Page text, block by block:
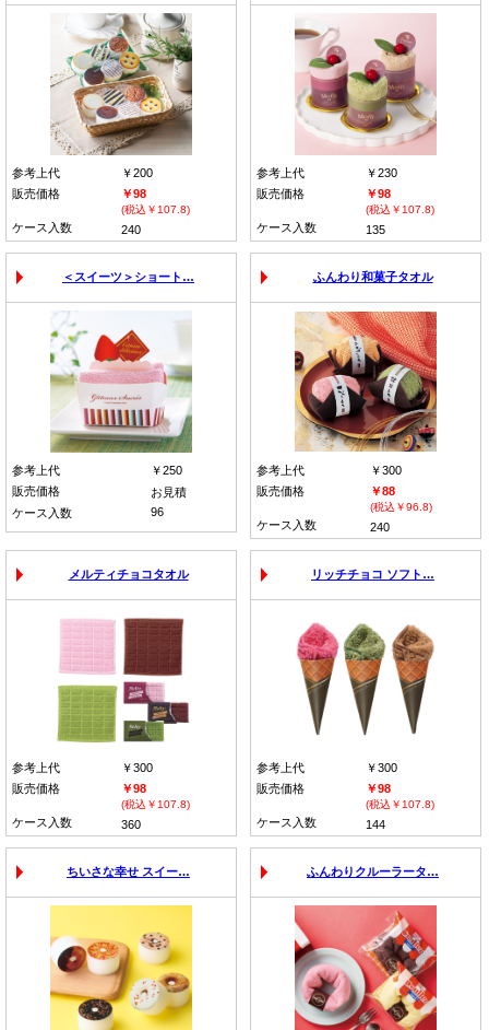
参考上代
￥200
販売価格
￥98
(税込￥107.8)
ケース入数 240
参考上代
￥230
販売価格
￥98
(税込￥107.8)
ケース入数 135
＜スイーツ＞ショート…
参考上代
￥250
販売価格
お見積
ケース入数
96
ふんわり和菓子タオル
参考上代
￥300
販売価格
￥88
(税込￥96.8)
ケース入数 240
メルティチョコタオル
参考上代
￥300
販売価格
￥98
(税込￥107.8)
ケース入数 360
リッチチョコ ソフト…
参考上代
￥300
販売価格
￥98
(税込￥107.8)
ケース入数 144
ちいさな幸せ スイー… ふんわりクルーラータ…